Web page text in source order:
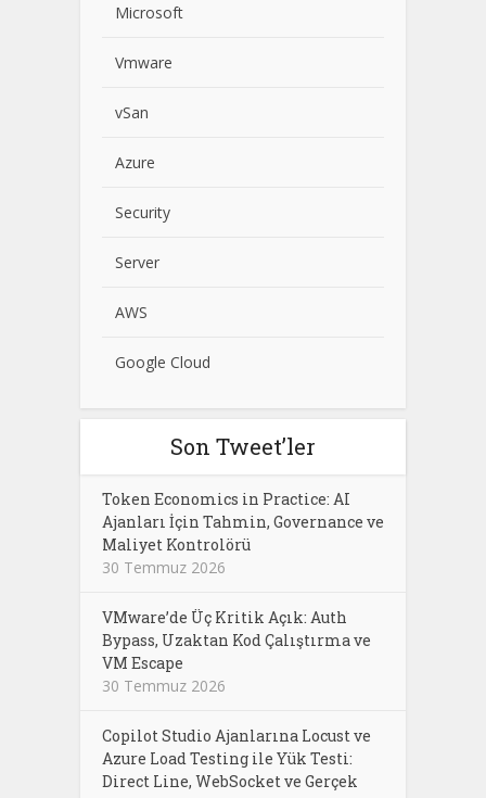
Microsoft
Vmware
vSan
Azure
Security
Server
AWS
Google Cloud
Son Tweet’ler
Token Economics in Practice: AI
Ajanları İçin Tahmin, Governance ve
Maliyet Kontrolörü
30 Temmuz 2026
VMware’de Üç Kritik Açık: Auth
Bypass, Uzaktan Kod Çalıştırma ve
VM Escape
30 Temmuz 2026
Copilot Studio Ajanlarına Locust ve
Azure Load Testing ile Yük Testi:
Direct Line, WebSocket ve Gerçek